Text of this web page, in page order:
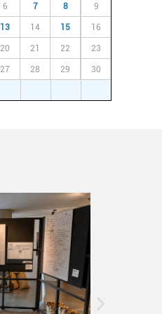
6 7 8 9
13 14 15 16
20 21 22 23
27 28 29 30